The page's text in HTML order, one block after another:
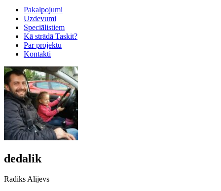
Pakalpojumi
Uzdevumi
Speciālistiem
Kā strādā Taskit?
Par projektu
Kontakti
dedalik
Radiks Alijevs